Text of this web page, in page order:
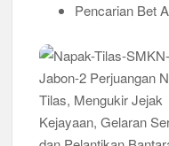
Pencarian Bet